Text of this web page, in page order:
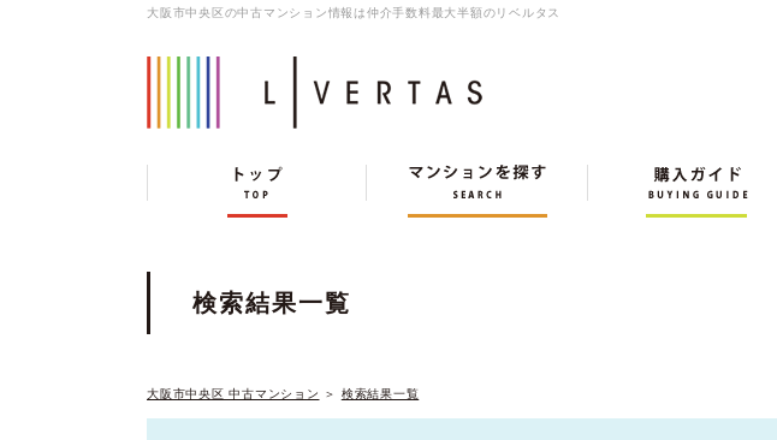
大阪市中央区の中古マンション情報は仲介手数料最大半額のリベルタス
検索結果一覧
大阪市中央区 中古マンション ＞ 検索結果一覧